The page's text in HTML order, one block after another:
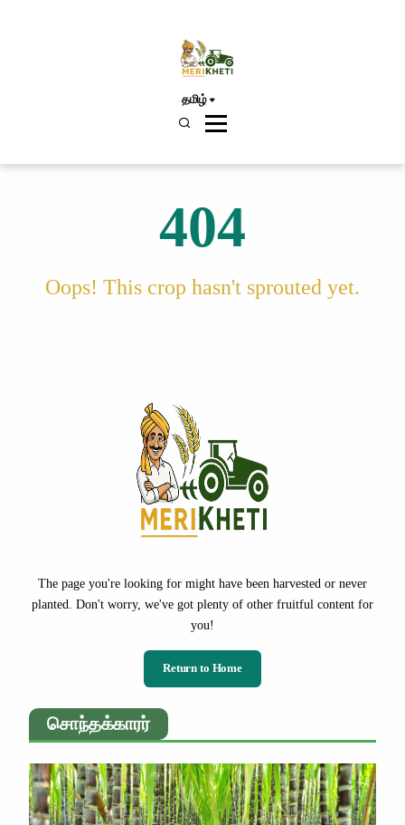
தமிழ்
404
Oops! This crop hasn't sprouted yet.
The page you're looking for might have been harvested or never
planted. Don't worry, we've got plenty of other fruitful content for
you!
Return to Home
சொந்தக்காரர்